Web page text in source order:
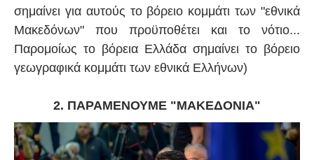
σημαίνει για αυτούς το βόρειο κομμάτι των "εθνικά
Μακεδόνων" που προϋποθέτει και το νότιο...
Παρομοίως το βόρεια Ελλάδα σημαίνει το βόρειο
γεωγραφικά κομμάτι των εθνικά Ελλήνων)
2. ΠΑΡΑΜΕΝΟΥΜΕ "ΜΑΚΕΔΟΝΙΑ"